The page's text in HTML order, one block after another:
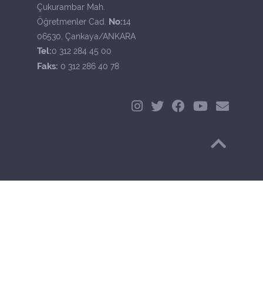
Çukurambar Mah.
Öğretmenler Cad. No:14
06530, Çankaya/ANKARA
Tel:0 312 284 45 00
Faks: 0 312 286 40 78